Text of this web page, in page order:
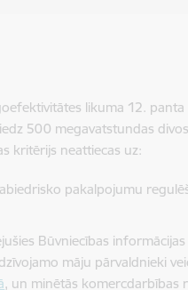
likuma 12.
500 megavatstundas
kritērijs neattiecas uz:
pakalpojumu
Būvniecības
māju pārvaldnieki
, un minētās komercdarbības